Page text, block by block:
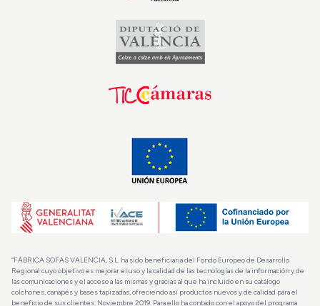
“FÁBRICA SOFAS VALENCIA, S.L. ha sido beneficiaria del Fondo Europeo de Desarrollo
Regional cuyo objetivo es mejorar el uso y la calidad de las tecnologías de la información y de
las comunicaciones y el acceso a las mismas y gracias al que ha incluido en su catálogo
colchones, canapés y bases tapizadas, ofreciendo así productos nuevos y de calidad para el
beneficio de sus clientes. Noviembre 2019. Para ello ha contado con el apoyo del programa